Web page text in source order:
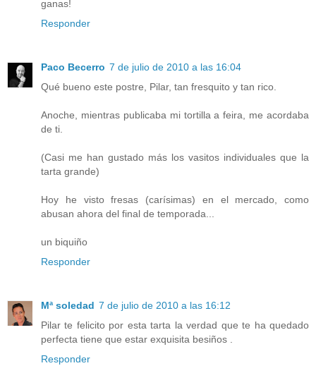
ganas!
Responder
Paco Becerro 7 de julio de 2010 a las 16:04
Qué bueno este postre, Pilar, tan fresquito y tan rico.
Anoche, mientras publicaba mi tortilla a feira, me acordaba
de ti.
(Casi me han gustado más los vasitos individuales que la
tarta grande)
Hoy he visto fresas (carísimas) en el mercado, como
abusan ahora del final de temporada...
un biquiño
Responder
Mª soledad 7 de julio de 2010 a las 16:12
Pilar te felicito por esta tarta la verdad que te ha quedado
perfecta tiene que estar exquisita besiños .
Responder